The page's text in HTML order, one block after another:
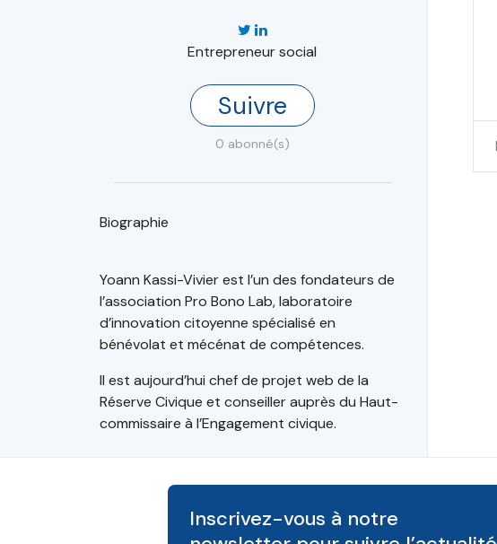
Entrepreneur social
Suivre
0 abonné(s)
Biographie
Yoann Kassi-Vivier est l’un des fondateurs de
l’association Pro Bono Lab, laboratoire
d’innovation citoyenne spécialisé en
bénévolat et mécénat de compétences.
Il est aujourd’hui chef de projet web de la
Réserve Civique et conseiller auprès du Haut-
commissaire à l’Engagement civique.
Inscrivez-vous à notre